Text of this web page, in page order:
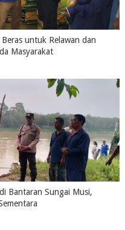
untuk Relawan dan
Masyarakat
Bantaran Sungai Musi,